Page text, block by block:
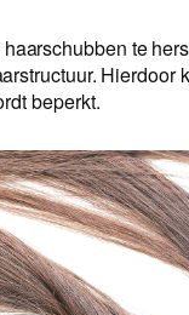
te
Hierdoor
beperkt.